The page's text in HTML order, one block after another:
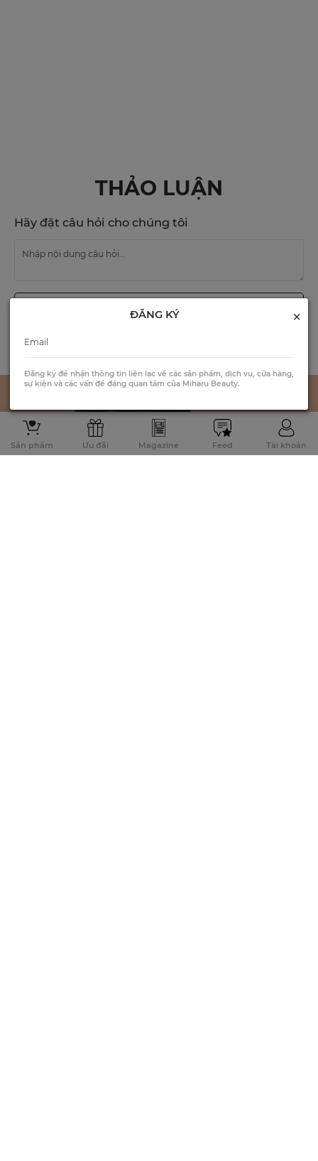
ĐĂNG KÝ ×
Đăng ký để nhận thông tin liên lạc về các sản phẩm, dịch vụ, cửa hàng,
sự kiện và các vấn đề đáng quan tâm của Miharu Beauty.
Sản phẩm Ưu đãi Magazine Feed Tài khoản
THẢO LUẬN
Hãy đặt câu hỏi cho chúng tôi
GỬI CÂU HỎI